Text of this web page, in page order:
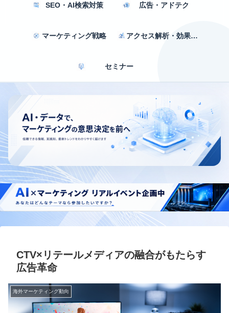
SEO・AI検索対策 広告・アドテク
マーケティング戦略 アクセス解析・効果測定
セミナー
CTV×リテールメディアの融合がもたらす
広告革命
海外マーケティング動向